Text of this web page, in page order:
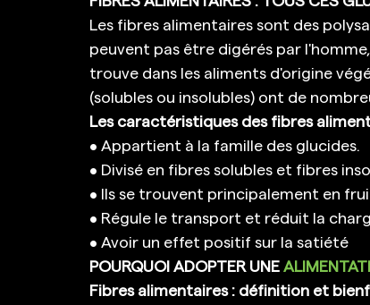
Les fibres alimentaires sont des
peuvent pas être digérés par
trouve dans les aliments d'origine
(solubles ou insolubles) ont de
Les caractéristiques des fibres
• Appartient à la famille des glucides.
• Divisé en fibres solubles et fibres
• Ils se trouvent principalement en
• Régule le transport et réduit la
• Avoir un effet positif sur la satiété
POURQUOI ADOPTER UNE
Fibres alimentaires : définition et